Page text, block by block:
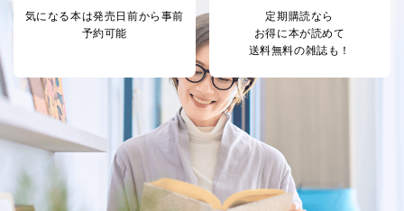
1 ービス等をご利用
の方の個人情報
のため
個人が特定できない形で取得した
閲覧履歴や購買履歴等の情報を分
析して、趣味・嗜好に
応じた新商品・サービスに関する
広告のため
2
当社にお問合わせ
いただいた方の個
人情報
お問い合わせ対応、トラブル対
処、オペレーター教育など応対品
質向上のため
カスタマーQ＆Aサイトの投稿内容
の確認のため
ｅメール等によるカスタマーQ＆A
気になる本は発売日前から事前
予約可能
定期購読なら
お得に本が読めて
送料無料の雑誌も！